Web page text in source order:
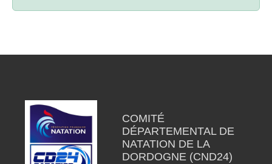
COMITÉ
DÉPARTEMENTAL DE
NATATION DE LA
DORDOGNE (CND24)